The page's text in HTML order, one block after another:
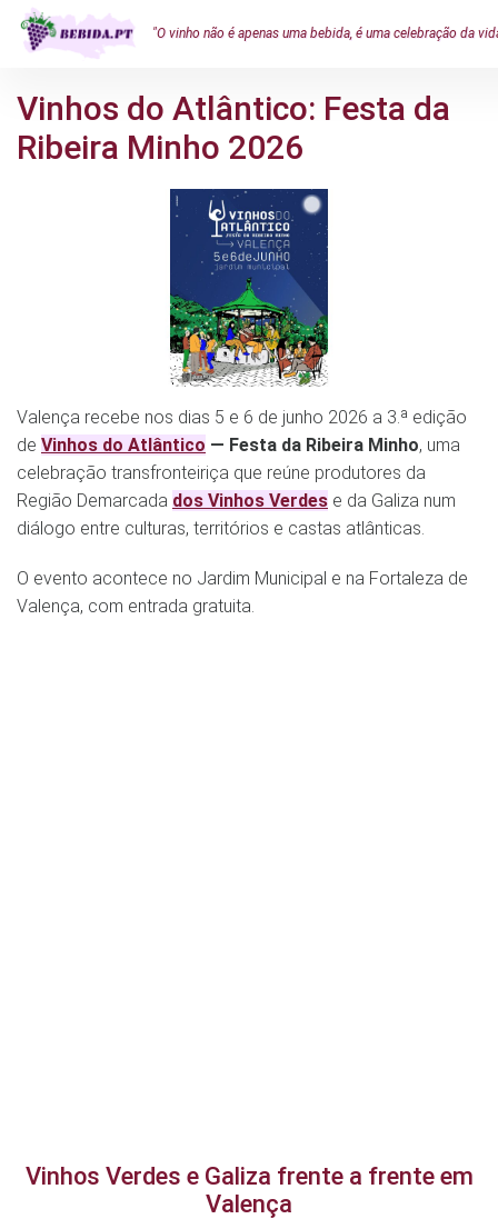
"O vinho não é apenas uma bebida, é uma celebração da
Vinhos do Atlântico: Festa da
Ribeira Minho 2026
Valença recebe nos dias 5 e 6 de junho 2026 a 3.ª edição
de Vinhos do Atlântico — Festa da Ribeira Minho, uma
celebração transfronteiriça que reúne produtores da
Região Demarcada dos Vinhos Verdes e da Galiza num
diálogo entre culturas, territórios e castas atlânticas.
O evento acontece no Jardim Municipal e na Fortaleza de
Valença, com entrada gratuita.
Vinhos Verdes e Galiza frente a frente em
Valença